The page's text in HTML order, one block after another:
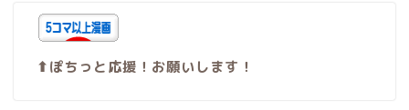
⬆︎ぽちっと応援！お願いします！